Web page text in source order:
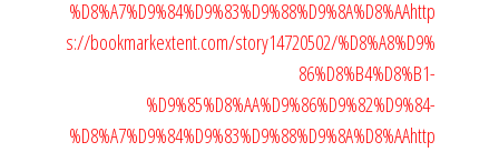
%D8%A7%D9%84%D9%83%D9%88%D9%8A%D8%AAhttp
s://bookmarkextent.com/story14720502/%D8%A8%D9%
86%D8%B4%D8%B1-
%D9%85%D8%AA%D9%86%D9%82%D9%84-
%D8%A7%D9%84%D9%83%D9%88%D9%8A%D8%AAhttp